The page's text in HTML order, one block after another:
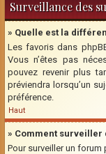
Surveillance des
» Quelle est la
Les favoris dans
Vous n’êtes pas
pouvez revenir plus
préviendra lorsqu’un
préférence.
Haut
» Comment
Pour surveiller un